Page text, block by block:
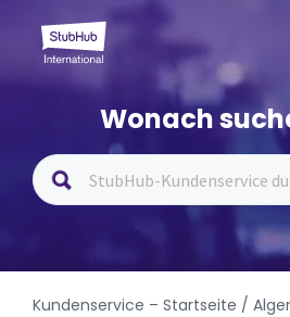
Wonach
Kundenservice – Startseite /